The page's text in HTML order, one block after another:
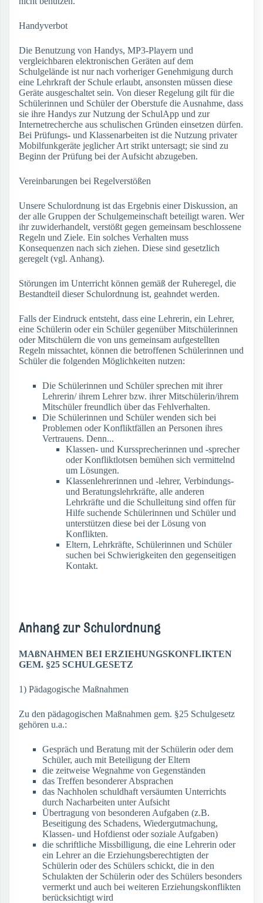
Handyverbot
Die Benutzung von Handys, MP3-Playern und
vergleichbaren elektronischen Geräten auf dem
Schulgelände ist nur nach vorheriger Genehmigung durch
eine Lehrkraft der Schule erlaubt, ansonsten müssen diese
Geräte ausgeschaltet sein. Von dieser Regelung gilt für die
Schülerinnen und Schüler der Oberstufe die Ausnahme, dass
sie ihre Handys zur Nutzung der SchulApp und zur
Internetrecherche aus schulischen Gründen einsetzen dürfen.
Bei Prüfungs- und Klassenarbeiten ist die Nutzung privater
Mobilfunkgeräte jeglicher Art strikt untersagt; sie sind zu
Beginn der Prüfung bei der Aufsicht abzugeben.
Vereinbarungen bei Regelverstößen
Unsere Schulordnung ist das Ergebnis einer Diskussion, an
der alle Gruppen der Schulgemeinschaft beteiligt waren. Wer
ihr zuwiderhandelt, verstößt gegen gemeinsam beschlossene
Regeln und Ziele. Ein solches Verhalten muss
Konsequenzen nach sich ziehen. Diese sind gesetzlich
geregelt (vgl. Anhang).
Störungen im Unterricht können gemäß der Ruheregel, die
Bestandteil dieser Schulordnung ist, geahndet werden.
Falls der Eindruck entsteht, dass eine Lehrerin, ein Lehrer,
eine Schülerin oder ein Schüler gegenüber Mitschülerinnen
oder Mitschülern die von uns gemeinsam aufgestellten
Regeln missachtet, können die betroffenen Schülerinnen und
Schüler die folgenden Möglichkeiten nutzen:
Die Schülerinnen und Schüler sprechen mit ihrer
Lehrerin/ ihrem Lehrer bzw. ihrer Mitschülerin/ihrem
Mitschüler freundlich über das Fehlverhalten.
Die Schülerinnen und Schüler wenden sich bei
Problemen oder Konfliktfällen an Personen ihres
Vertrauens. Denn...
Klassen- und Kurssprecherinnen und -sprecher
oder Konfliktlotsen bemühen sich vermittelnd
um Lösungen.
Klassenlehrerinnen und -lehrer, Verbindungs-
und Beratungslehrkräfte, alle anderen
Lehrkräfte und die Schulleitung sind offen für
Hilfe suchende Schülerinnen und Schüler und
unterstützen diese bei der Lösung von
Konflikten.
Eltern, Lehrkräfte, Schülerinnen und Schüler
suchen bei Schwierigkeiten den gegenseitigen
Kontakt.
Anhang zur Schulordnung
MAßNAHMEN BEI ERZIEHUNGSKONFLIKTEN
GEM. §25 SCHULGESETZ
1) Pädagogische Maßnahmen
Zu den pädagogischen Maßnahmen gem. §25 Schulgesetz
gehören u.a.:
Gespräch und Beratung mit der Schülerin oder dem
Schüler, auch mit Beteiligung der Eltern
die zeitweise Wegnahme von Gegenständen
das Treffen besonderer Absprachen
das Nachholen schuldhaft versäumten Unterrichts
durch Nacharbeiten unter Aufsicht
Übertragung von besonderen Aufgaben (z.B.
Beseitigung des Schadens, Wiedergutmachung,
Klassen- und Hofdienst oder soziale Aufgaben)
die schriftliche Missbilligung, die eine Lehrerin oder
ein Lehrer an die Erziehungsberechtigten der
Schülerin oder des Schülers schickt, die in den
Schulakten der Schülerin oder des Schülers besonders
vermerkt und auch bei weiteren Erziehungskonflikten
berücksichtigt wird